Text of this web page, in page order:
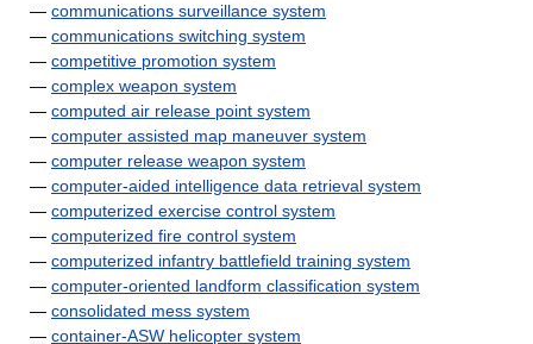
— communications surveillance system
— communications switching system
— competitive promotion system
— complex weapon system
— computed air release point system
— computer assisted map maneuver system
— computer release weapon system
— computer-aided intelligence data retrieval system
— computerized exercise control system
— computerized fire control system
— computerized infantry battlefield training system
— computer-oriented landform classification system
— consolidated mess system
— container-ASW helicopter system